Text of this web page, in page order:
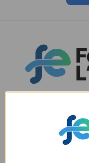
00228 91917788
la solution idéale pour